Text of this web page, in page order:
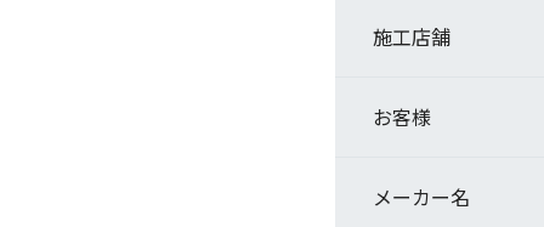
施工店舗
お客様
メーカー名